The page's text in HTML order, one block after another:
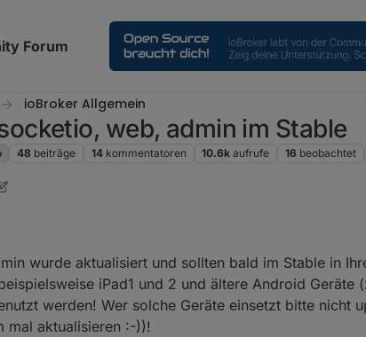
Forum
ioBroker Allgemein
web, admin im Stable
48 beiträge 14 kommentatoren 10.6k aufrufe 16 beobachtet
März 2020, 02:04
wurde aktualisiert und sollten bald im Stable in
iPad1 und 2 und ältere Android Geräte
werden! Wer solche Geräte einsetzt bitte nicht
mal aktualisieren :-))!